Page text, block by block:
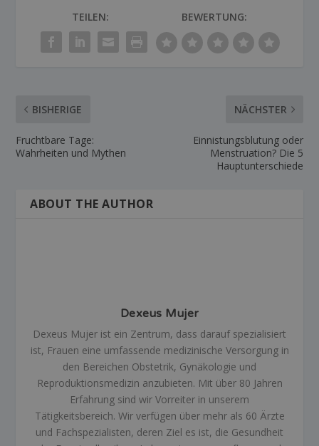
TEILEN: BEWERTUNG:
BISHERIGE
Fruchtbare Tage:
Wahrheiten und Mythen
NÄCHSTER
Einnistungsblutung oder
Menstruation? Die 5
Hauptunterschiede
ABOUT THE AUTHOR
Dexeus Mujer
Dexeus Mujer ist ein Zentrum, dass darauf spezialisiert
ist, Frauen eine umfassende medizinische Versorgung in
den Bereichen Obstetrik, Gynäkologie und
Reproduktionsmedizin anzubieten. Mit über 80 Jahren
Erfahrung sind wir Vorreiter in unserem
Tätigkeitsbereich. Wir verfügen über mehr als 60 Ärzte
und Fachspezialisten, deren Ziel es ist, die Gesundheit